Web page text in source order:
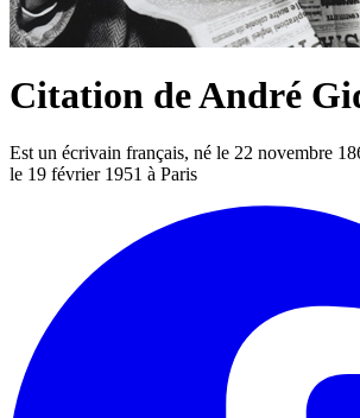
Citation de André
Est un écrivain français, né le 22 novembre
le 19 février 1951 à Paris